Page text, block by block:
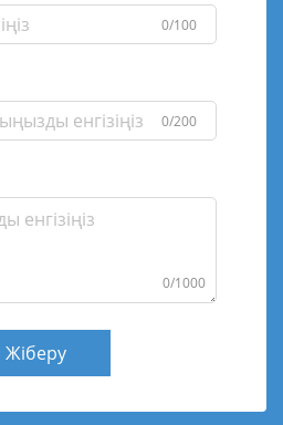
0/100
0/200
0/1000
Жіберу